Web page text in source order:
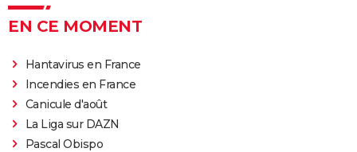
EN CE MOMENT
Hantavirus en France
Incendies en France
Canicule d'août
La Liga sur DAZN
Pascal Obispo